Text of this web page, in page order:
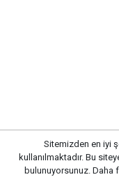
Sitemizden en iyi
kullanılmaktadır. Bu
bulunuyorsunuz. Daha